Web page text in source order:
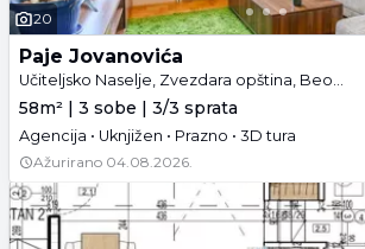
20
Paje Jovanovića
Učiteljsko Naselje, Zvezdara opština, Beograd
58m² | 3 sobe | 3/3 sprata
Agencija • Uknjižen • Prazno • 3D tura
Ažurirano 04.08.2026.